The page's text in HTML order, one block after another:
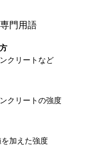
門用語
クリートなど
クリートの強度
加えた強度